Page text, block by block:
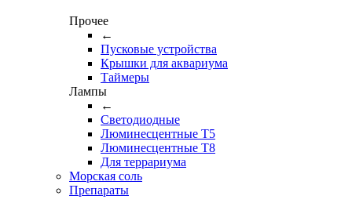
Прочее
←
Пусковые устройства
Крышки для аквариума
Таймеры
Лампы
←
Светодиодные
Люминесцентные Т5
Люминесцентные Т8
Для террариума
Морская соль
Препараты